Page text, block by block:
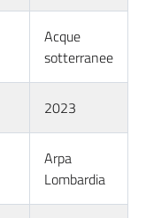
Acque
sotterranee
2023
Arpa
Lombardia